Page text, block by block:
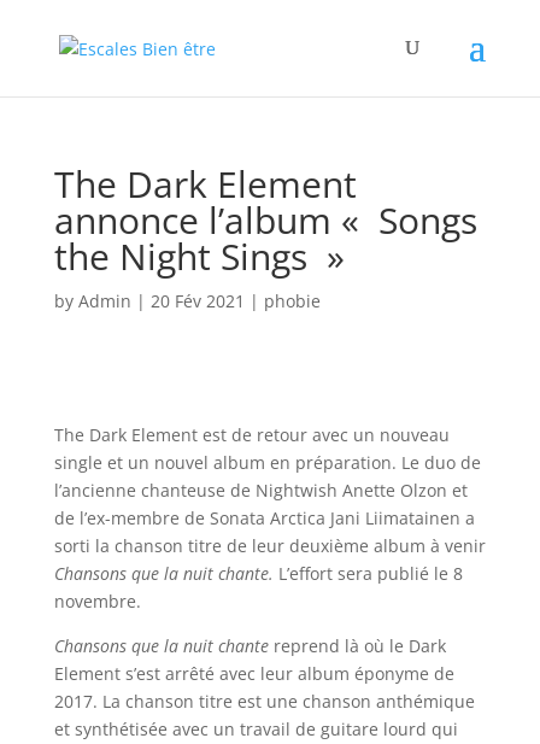
The Dark Element
annonce l’album « Songs
the Night Sings »
by Admin | 20 Fév 2021 | phobie
The Dark Element est de retour avec un nouveau
single et un nouvel album en préparation. Le duo de
l’ancienne chanteuse de Nightwish Anette Olzon et
de l’ex-membre de Sonata Arctica Jani Liimatainen a
sorti la chanson titre de leur deuxième album à venir
Chansons que la nuit chante. L’effort sera publié le 8
novembre.
Chansons que la nuit chantereprend là où le Dark
Element s’est arrêté avec leur album éponyme de
2017. La chanson titre est une chanson anthémique
et synthétisée avec un travail de guitare lourd qui